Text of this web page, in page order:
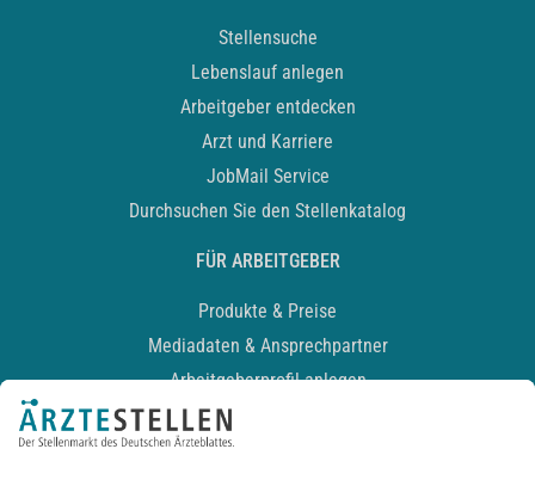
Stellensuche
Lebenslauf anlegen
Arbeitgeber entdecken
Arzt und Karriere
JobMail Service
Durchsuchen Sie den Stellenkatalog
FÜR ARBEITGEBER
Produkte & Preise
Mediadaten & Ansprechpartner
Arbeitgeberprofil anlegen
Recruiting-Podcast